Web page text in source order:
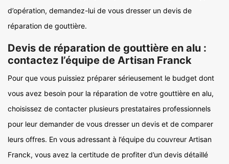
d’opération, demandez-lui de vous dresser un devis de
réparation de gouttière.
Devis de réparation de gouttière en alu :
contactez l’équipe de Artisan Franck
Pour que vous puissiez préparer sérieusement le budget dont
vous avez besoin pour la réparation de votre gouttière en alu,
choisissez de contacter plusieurs prestataires professionnels
pour leur demander de vous dresser un devis et de comparer
leurs offres. En vous adressant à l’équipe du couvreur Artisan
Franck, vous avez la certitude de profiter d’un devis détaillé